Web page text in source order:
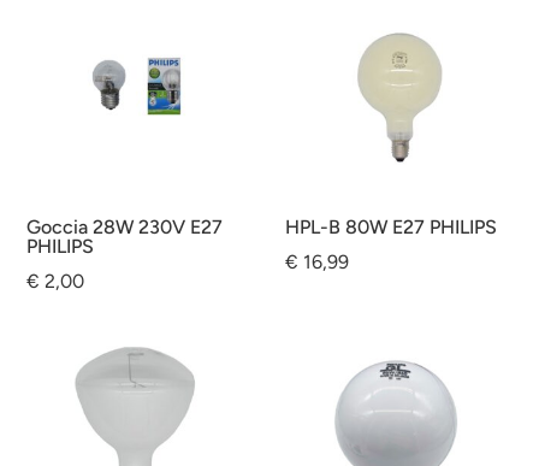
Goccia 28W 230V E27
PHILIPS
€ 2,00
HPL-B 80W E27 PHILIPS
€ 16,99